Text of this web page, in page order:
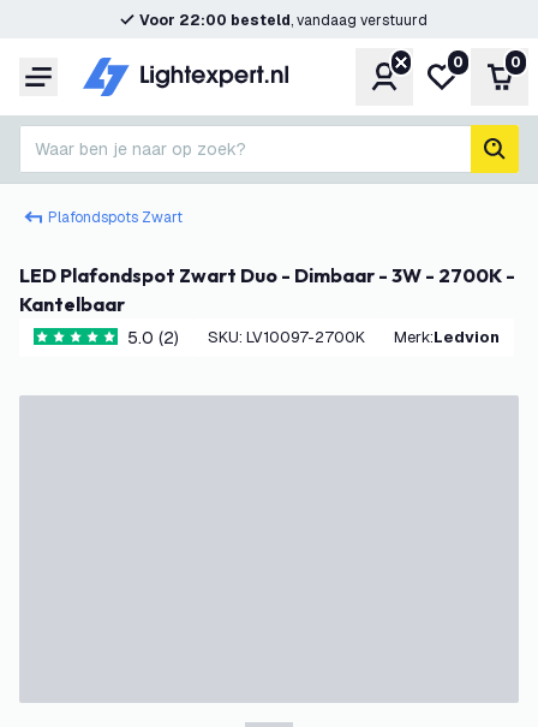
Voor 22:00 besteld, vandaag verstuurd
Menu Account
Mijn
0 0
Waar ben je naar op zoek?
Plafondspots Zwart
LED Plafondspot Zwart Duo - Dimbaar - 3W - 2700K -
Kantelbaar
5 score sterren5.0 (2) SKU: LV10097-2700K Merk: Ledvion